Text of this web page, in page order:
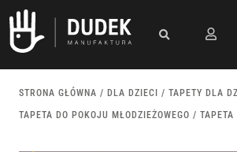
STRONA GŁÓWNA / DLA DZIECI / TAPETY DLA
TAPETA DO POKOJU MŁODZIEŻOWEGO / TAPETA